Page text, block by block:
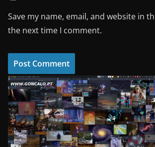
Save my name, email, and website in
the next time I comment.